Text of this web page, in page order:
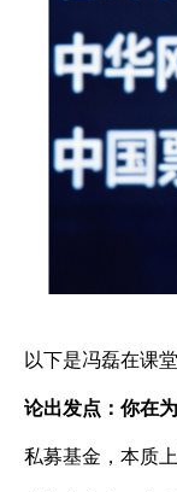
以下是冯磊在课
论出发点：你在
私募基金，本质